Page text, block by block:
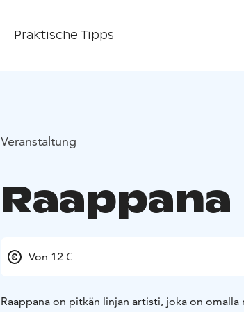
Praktische Tipps
Veranstaltung
Raappana
Von 12 €
Raappana on pitkän linjan artisti, joka on